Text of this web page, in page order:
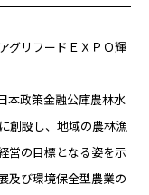
グリフードＥＸＰＯ輝
本政策金融公庫農林水
創設し、地域の農林漁
営の目標となる姿を示
及び環境保全型農業の